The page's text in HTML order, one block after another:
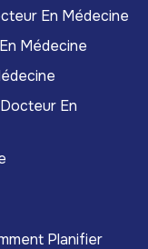
En Médecine
Médecine
En
Planifier